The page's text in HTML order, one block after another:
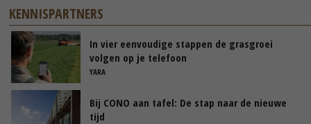
KENNISPARTNERS
In vier eenvoudige stappen de grasgroei
volgen op je telefoon
YARA
Bij CONO aan tafel: De stap naar de nieuwe
tijd